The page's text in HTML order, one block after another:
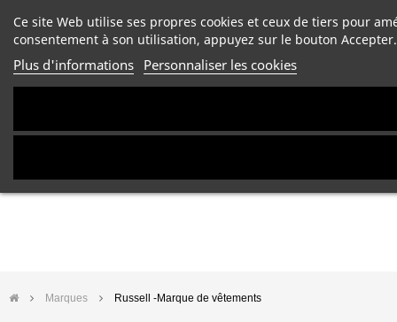
Marques Russell -Marque de vêtements
Ce site Web utilise ses propres cookies et ceux de tiers pour
consentement à son utilisation, appuyez sur le bouton Accepter.
Plus d'informations Personnaliser les cookies